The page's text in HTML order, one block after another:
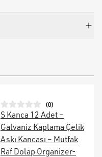
(0)
S Kanca 12 Adet –
Galvaniz Kaplama Çelik
Askı Kancası – Mutfak
Raf Dolap Organizer-